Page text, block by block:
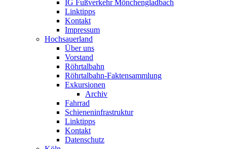
IG Fußverkehr Mönchengladbach
Linktipps
Kontakt
Impressum
Hochsauerland
Über uns
Vorstand
Röhrtalbahn
Röhrtalbahn-Faktensammlung
Exkursionen
Archiv
Fahrrad
Schieneninfrastruktur
Linktipps
Kontakt
Datenschutz